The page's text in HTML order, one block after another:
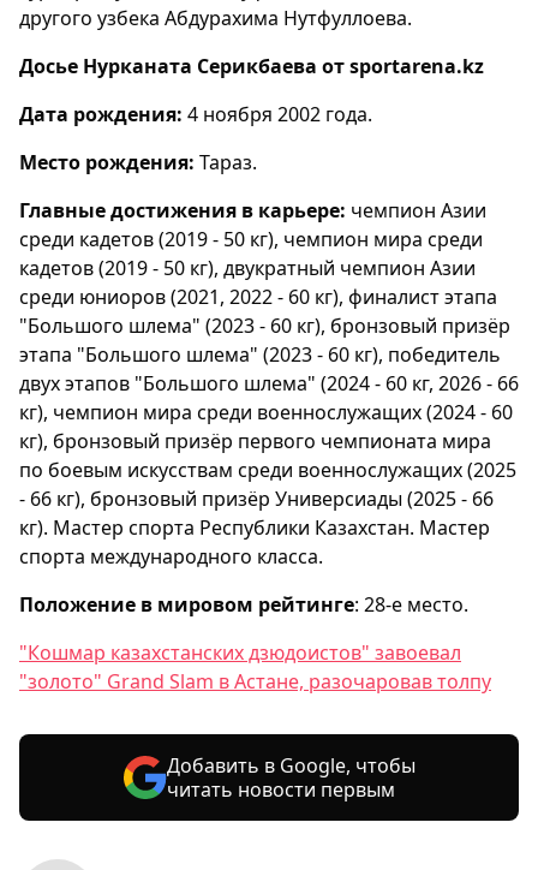
другого узбека Абдурахима Нутфуллоева.
Досье Нурканата Серикбаева от sportarena.kz
Дата рождения: 4 ноября 2002 года.
Место рождения: Тараз.
Главные достижения в карьере: чемпион Азии
среди кадетов (2019 - 50 кг), чемпион мира среди
кадетов (2019 - 50 кг), двукратный чемпион Азии
среди юниоров (2021, 2022 - 60 кг), финалист этапа
"Большого шлема" (2023 - 60 кг), бронзовый призёр
этапа "Большого шлема" (2023 - 60 кг), победитель
двух этапов "Большого шлема" (2024 - 60 кг, 2026 - 66
кг), чемпион мира среди военнослужащих (2024 - 60
кг), бронзовый призёр первого чемпионата мира
по боевым искусствам среди военнослужащих (2025
- 66 кг), бронзовый призёр Универсиады (2025 - 66
кг). Мастер спорта Республики Казахстан. Мастер
спорта международного класса.
Положение в мировом рейтинге: 28-е место.
"Кошмар казахстанских дзюдоистов" завоевал
"золото" Grand Slam в Астане, разочаровав толпу
Добавить в Google, чтобы
читать новости первым